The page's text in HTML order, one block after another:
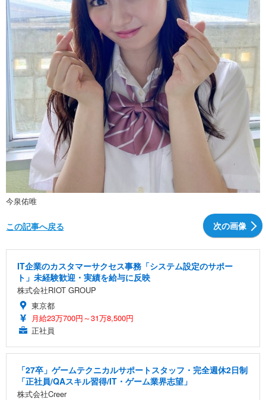
今泉佑唯
次の画像
この記事へ戻る
IT企業のカスタマーサクセス事務「システム設定のサポー
ト」未経験歓迎・実績を給与に反映
株式会社RIOT GROUP
東京都
月給23万700円～31万8,500円
正社員
「27卒」ゲームテクニカルサポートスタッフ・完全週休2日制
「正社員/QAスキル習得/IT・ゲーム業界志望」
株式会社Creer